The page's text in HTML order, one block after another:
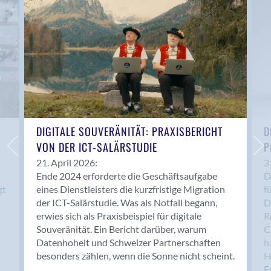
Anwil
Appenzell
Au SG
Baar
Baden
Balsthal
Balzers
Basel
Bassersdorf
Belp
Bendern
Benken (SG)
Bergdietikon
Berlin
Bern
Bern - Liebefeld
DIGITALE SOUVERÄNITÄT: PRAXISBERICHT
VON DER ICT-SALÄRSTUDIE
21. April 2026:
Ende 2024 erforderte die Geschäftsaufgabe
eines Dienstleisters die kurzfristige Migration
der ICT-Salärstudie. Was als Notfall begann,
erwies sich als Praxisbeispiel für digitale
Souveränität. Ein Bericht darüber, warum
Datenhoheit und Schweizer Partnerschaften
besonders zählen, wenn die Sonne nicht scheint.